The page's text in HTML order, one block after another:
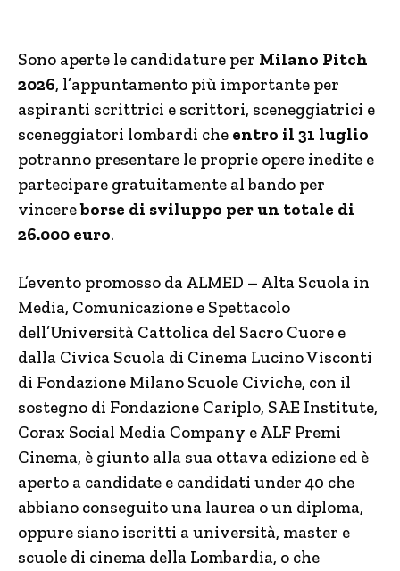
Sono aperte le candidature per Milano Pitch
2026, l’appuntamento più importante per
aspiranti scrittrici e scrittori, sceneggiatrici e
sceneggiatori lombardi che entro il 31 luglio
potranno presentare le proprie opere inedite e
partecipare gratuitamente al bando per
vincereborse di sviluppo per un totale di
26.000 euro.
L’evento promosso da ALMED – Alta Scuola in
Media, Comunicazione e Spettacolo
dell’Università Cattolica del Sacro Cuore e
dalla Civica Scuola di Cinema Lucino Visconti
di Fondazione Milano Scuole Civiche, con il
sostegno di Fondazione Cariplo, SAE Institute,
Corax Social Media Company e ALF Premi
Cinema, è giunto alla sua ottava edizione ed è
aperto a candidate e candidati under 40 che
abbiano conseguito una laurea o un diploma,
oppure siano iscritti a università, master e
scuole di cinema della Lombardia, o che